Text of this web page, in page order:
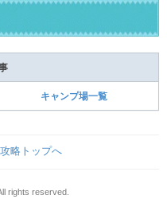
キャンプ場一覧
略トップへ
rights reserved.